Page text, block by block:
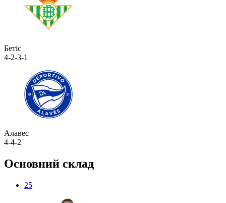
Бетіс
4-2-3-1
Алавес
4-4-2
Основний склад
25